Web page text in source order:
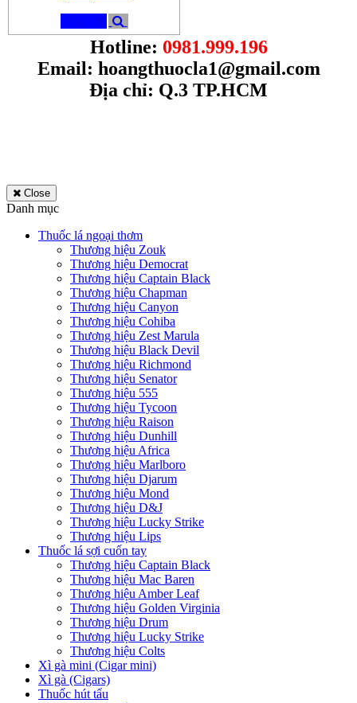
Hotline: 0981.999.196
Email: hoangthuocla1@gmail.com
Địa chỉ: Q.3 TP.HCM
Close
Danh mục
Thuốc lá ngoại thơm
Thương hiệu Zouk
Thương hiệu Democrat
Thương hiệu Captain Black
Thương hiệu Chapman
Thương hiệu Canyon
Thương hiệu Cohiba
Thương hiệu Zest Marula
Thương hiệu Black Devil
Thương hiệu Richmond
Thương hiệu Senator
Thương hiệu 555
Thương hiệu Tycoon
Thương hiệu Raison
Thương hiệu Dunhill
Thương hiệu Africa
Thương hiệu Marlboro
Thương hiệu Djarum
Thương hiệu Mond
Thương hiệu D&J
Thương hiệu Lucky Strike
Thương hiệu Lips
Thuốc lá sợi cuốn tay
Thương hiệu Captain Black
Thương hiệu Mac Baren
Thương hiệu Amber Leaf
Thương hiệu Golden Virginia
Thương hiệu Drum
Thương hiệu Lucky Strike
Thương hiệu Colts
Xì gà mini (Cigar mini)
Xì gà (Cigars)
Thuốc hút tẩu